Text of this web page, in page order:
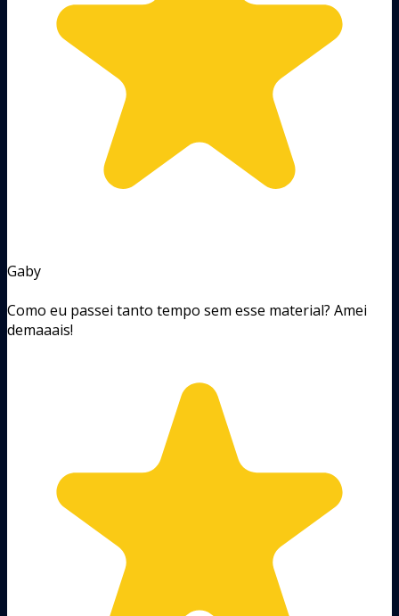
Gaby
Como eu passei tanto tempo sem esse material? Amei
demaaais!